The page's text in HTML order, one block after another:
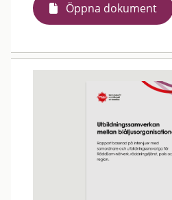
Öppna dokument